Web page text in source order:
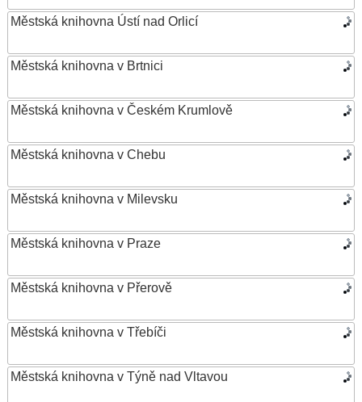
Městská knihovna Ústí nad Orlicí
Městská knihovna v Brtnici
Městská knihovna v Českém Krumlově
Městská knihovna v Chebu
Městská knihovna v Milevsku
Městská knihovna v Praze
Městská knihovna v Přerově
Městská knihovna v Třebíči
Městská knihovna v Týně nad Vltavou